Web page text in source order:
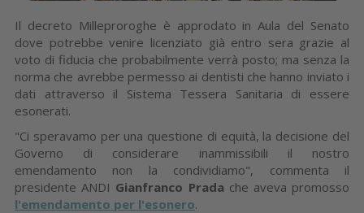
Il decreto Milleproroghe è approdato in Aula del Senato
dove potrebbe venire licenziato già entro sera grazie al
voto di fiducia che probabilmente verrà posto; ma senza la
norma che avrebbe permesso ai dentisti che hanno inviato i
dati attraverso il Sistema Tessera Sanitaria di essere
esonerati.
"Ci speravamo per una questione di equità, la decisione del
Governo di considerare inammissibili il nostro
emendamento non la condividiamo", commenta il
presidente ANDI Gianfranco Prada che aveva promosso
l'emendamento per l'esonero.